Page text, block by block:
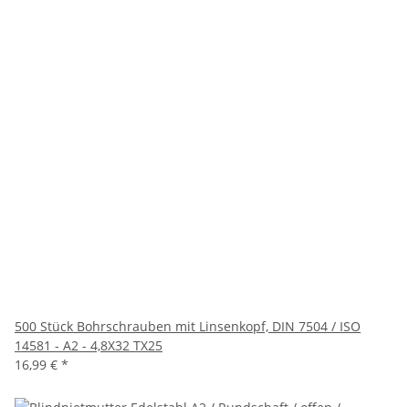
500 Stück Bohrschrauben mit Linsenkopf, DIN 7504 / ISO
14581 - A2 - 4,8X32 TX25
16,99 € *